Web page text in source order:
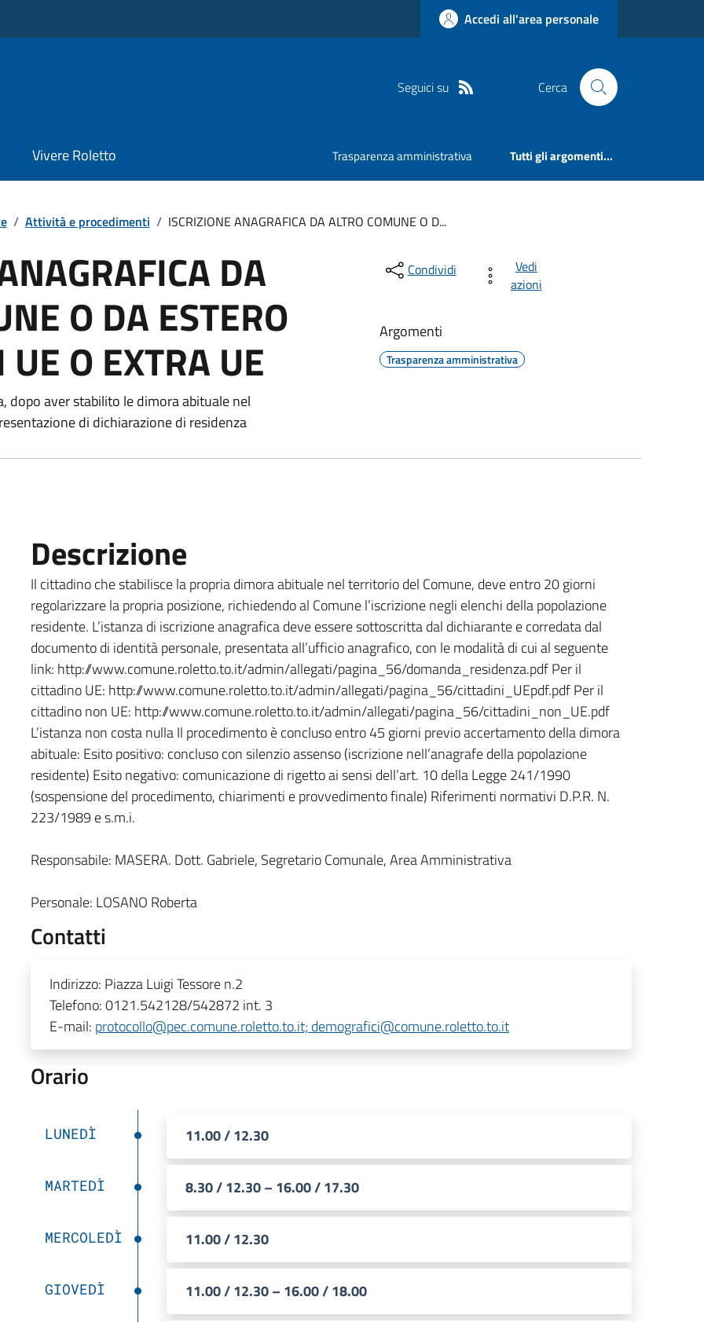
Accedi all'area personale
Seguici su Cerca
Vivere Roletto Trasparenza amministrativa Tutti gli argomenti...
/ Attività e procedimenti / ISCRIZIONE ANAGRAFICA DA ALTRO COMUNE O D...
DA
O DA ESTERO
O EXTRA UE
dopo aver stabilito le dimora abituale nel
di dichiarazione di residenza
Condividi
Vedi
azioni
Argomenti
Trasparenza amministrativa
Descrizione
Il cittadino che stabilisce la propria dimora abituale nel territorio del Comune, deve entro 20 giorni
regolarizzare la propria posizione, richiedendo al Comune l’iscrizione negli elenchi della popolazione
residente. L’istanza di iscrizione anagrafica deve essere sottoscritta dal dichiarante e corredata dal
documento di identità personale, presentata all’ufficio anagrafico, con le modalità di cui al seguente
link: http://www.comune.roletto.to.it/admin/allegati/pagina_56/domanda_residenza.pdf Per il
cittadino UE: http://www.comune.roletto.to.it/admin/allegati/pagina_56/cittadini_UEpdf.pdf Per il
cittadino non UE: http://www.comune.roletto.to.it/admin/allegati/pagina_56/cittadini_non_UE.pdf
L’istanza non costa nulla Il procedimento è concluso entro 45 giorni previo accertamento della dimora
abituale: Esito positivo: concluso con silenzio assenso (iscrizione nell’anagrafe della popolazione
residente) Esito negativo: comunicazione di rigetto ai sensi dell’art. 10 della Legge 241/1990
(sospensione del procedimento, chiarimenti e provvedimento finale) Riferimenti normativi D.P.R. N.
223/1989 e s.m.i.
Responsabile: MASERA. Dott. Gabriele, Segretario Comunale, Area Amministrativa
Personale: LOSANO Roberta
Contatti
Indirizzo: Piazza Luigi Tessore n.2
Telefono:0121.542128/542872 int. 3
E-mail: protocollo@pec.comune.roletto.to.it; demografici@comune.roletto.to.it
Orario
LUNEDÌ 11.00 / 12.30
MARTEDÌ 8.30 / 12.30 – 16.00 / 17.30
MERCOLEDÌ 11.00 / 12.30
GIOVEDÌ 11.00 / 12.30 – 16.00 / 18.00